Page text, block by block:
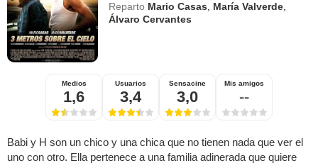
Reparto Mario Casas, María Valverde,
Álvaro Cervantes
Medios
1,6
Usuarios
3,4
Sensacine
3,0
Mis amigos
--
Babi y H son un chico y una chica que no tienen nada que ver el
uno con otro. Ella pertenece a una familia adinerada que quiere